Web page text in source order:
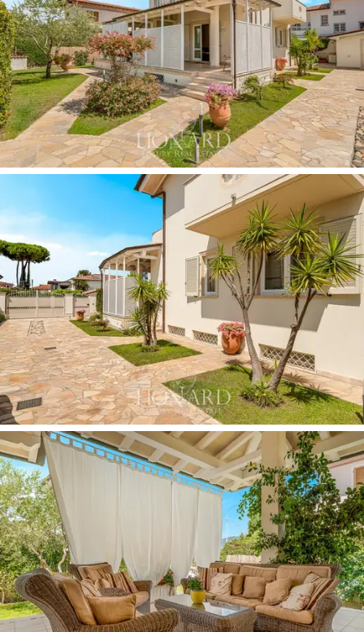
równieżdogodną bazą wypadowądo szybkich
wycieczek do innych znanych miejsc w Toskanii.
Willa na sprzedaż zostałaniedawno odnowionaprzy
użyciu wysokiej jakości materiałów. Podłogi z
trawertynu nadają pomieszczeniom ponadczasową
elegancję. Styl architektoniczny, klasyczny, ale z
nowoczesnym akcentem, jest podkreślony przez
zastosowanie czystych linii idużych okien, które
zalewają przestrzenie naturalnym światłem.
Nieruchomość jest doskonałym przykładem
współczesnej architektury mieszkaniowej,harmonijnie
zintegrowanej z otoczeniem.
Willa rozciąga się natrzech poziomach, oferując
łącznie 298 m2 przestronnych i dobrze
rozplanowanych przestrzeni. Na parterze znajduje się
przytulny salon z jadalnią, która otwiera się napiękną
werandę, przestronna kuchnia z jadalnią i sypialnia
główna z łazienką. Na pierwszym piętrze część sypialna
składa się z trzech sypialni dwuosobowych, każda z
dostępem do własnego balkonu, obsługiwanych przez
dwie łazienki, z których jedna jest połączona z
łazienką. W
przestronna tawerna,
wzbogacona o salon, jadalnię i kuchnię typu open space,
a także dwa dodatkowe pokoje i łazienkę. Wnętrza,
urządzone ze smakiem i dbałością o szczegóły,
odzwierciedlają przytulną i wyrafinowaną atmosferę.